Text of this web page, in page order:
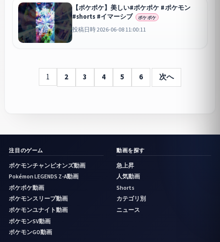
【ポケポケ】美しい#ポケポケ #ポケモン
#shorts #イマーシブ
ポケポケ
投稿日時 2026-06-08 11:00:11
1 2 3 4 5 6 次へ
注目のゲーム
ポケモンチャンピオンズ動画
Pokémon LEGENDS Z-A動画
ポケポケ動画
ポケモンスリープ動画
ポケモンユナイト動画
ポケモンSV動画
ポケモンGO動画
動画を探す
急上昇
人気動画
Shorts
カテゴリ別
ニュース